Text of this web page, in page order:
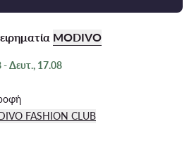
MODIVO
- Δευτ., 17.08
FASHION CLUB